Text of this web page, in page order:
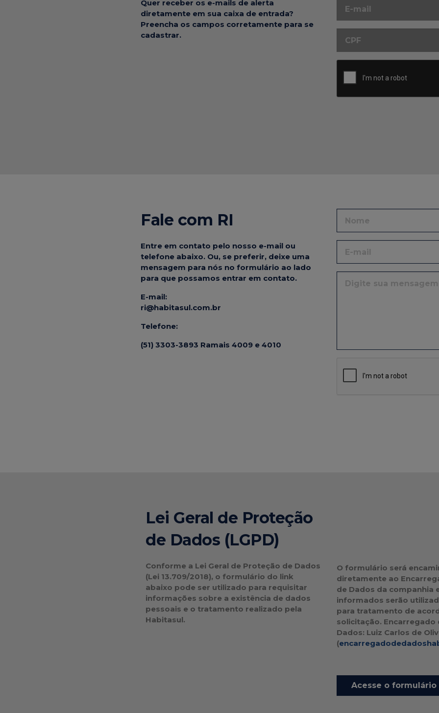
Quer receber os e-mails de alerta
diretamente em sua caixa de entrada?
Preencha os campos corretamente para se
cadastrar.
Fale com RI
Entre em contato pelo nosso e-mail ou
telefone abaixo. Ou, se preferir, deixe uma
mensagem para nós no formulário ao lado
para que possamos entrar em contato.
E-mail:
ri@habitasul.com.br
Telefone:
(51) 3303-3893 Ramais 4009 e 4010
Lei Geral de Proteção
de Dados (LGPD)
Conforme a Lei Geral de Proteção de Dados
(Lei 13.709/2018), o formulário do link
abaixo pode ser utilizado para requisitar
informações sobre a existência de dados
pessoais e o tratamento realizado pela
Habitasul.
O formulário será
diretamente ao
de Dados da companhia
informados serão
para tratamento de
solicitação. Encarregado
Dados: Luiz Carlos de
(
Acesse o formulário